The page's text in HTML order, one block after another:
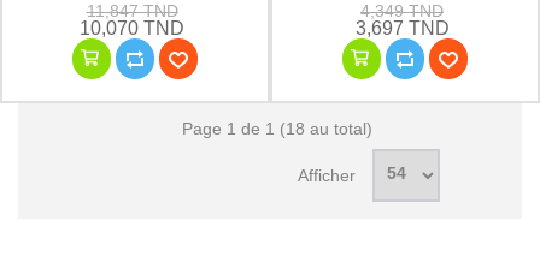
11,847 TND
10,070 TND
4,349 TND
3,697 TND
Page 1 de 1 (18 au total)
Afficher